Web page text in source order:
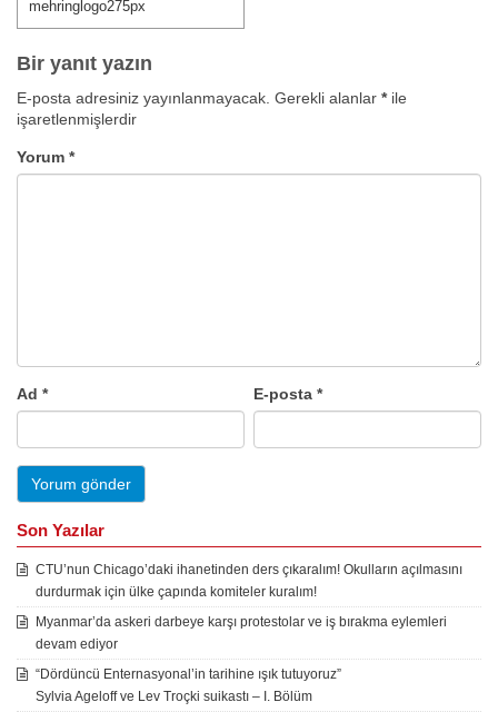
mehringlogo275px
Bir yanıt yazın
E-posta adresiniz yayınlanmayacak. Gerekli alanlar *ile
işaretlenmişlerdir
Yorum *
Ad * E-posta*
Son Yazılar
CTU’nun Chicago’daki ihanetinden ders çıkaralım! Okulların açılmasını
durdurmak için ülke çapında komiteler kuralım!
Myanmar’da askeri darbeye karşı protestolar ve iş bırakma eylemleri
devam ediyor
“Dördüncü Enternasyonal’in tarihine ışık tutuyoruz”
Sylvia Ageloff ve Lev Troçki suikastı – I. Bölüm